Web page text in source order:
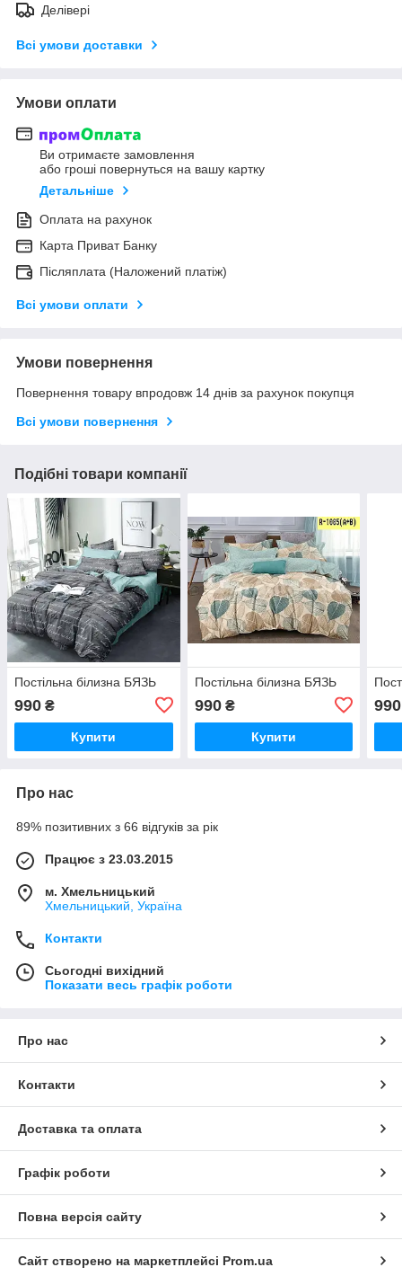
Делівері
Всі умови доставки
Умови оплати
Ви отримаєте замовлення
або гроші повернуться на вашу картку
Детальніше
Оплата на рахунок
Карта Приват Банку
Післяплата (Наложений платіж)
Всі умови оплати
Умови повернення
Повернення товару впродовж 14 днів за рахунок покупця
Всі умови повернення
Подібні товари компанії
Постільна білизна БЯЗЬ
990 ₴
Купити
Постільна білизна БЯЗЬ
990₴
Купити
990
Про нас
89% позитивних з 66 відгуків за рік
Працює з 23.03.2015
м. Хмельницький
Хмельницький, Україна
Контакти
Сьогодні вихідний
Показати весь графік роботи
Про нас
Контакти
Доставка та оплата
Графік роботи
Повна версія сайту
Сайт створено на маркетплейсі Prom.ua